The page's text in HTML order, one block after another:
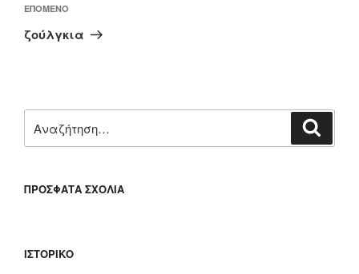
Επόμενο
άρθρο
ΕΠΌΜΕΝΟ
ζούλγκια
για:
ΠΡΌΣΦΑΤΑ ΣΧΌΛΙΑ
ΙΣΤΟΡΙΚΌ